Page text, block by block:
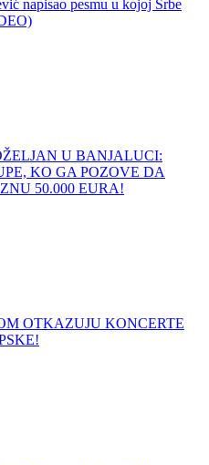
napisao pesmu u kojoj Srbe
U BANJALUCI:
KO GA POZOVE DA
50.000 EURA!
OTKAZUJU KONCERTE